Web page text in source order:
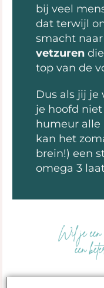
bij veel
dat terwijl
smacht
vetzurendie
top van de
Dus als jij je
je hoofd
humeur alle
kan het
brein!) een
omega 3